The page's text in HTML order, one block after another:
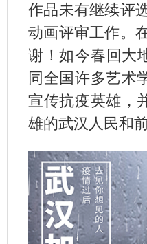
作品未有继续评
动画评审工作。
谢！如今春回大
同全国许多艺术
宣传抗疫英雄，
雄的武汉人民和